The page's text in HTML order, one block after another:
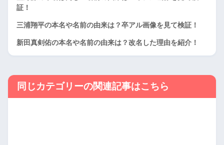
証！
三浦翔平の本名や名前の由来は？卒アル画像を見て検証！
新田真剣佑の本名や名前の由来は？改名した理由を紹介！
同じカテゴリーの関連記事はこちら